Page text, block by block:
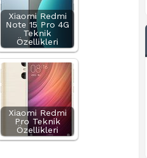
Xiaomi Redmi
Note 15 Pro 4G
Teknik
Özellikleri
Xiaomi Redmi
Pro Teknik
Özellikleri